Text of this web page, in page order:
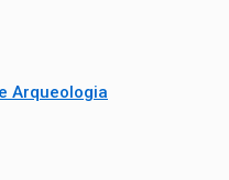
Arqueologia